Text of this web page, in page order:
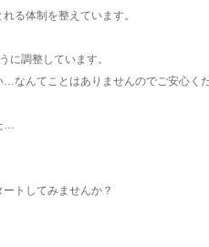
る体制を整えています。
に調整しています。
…なんてことはありませんのでご安心く
…
トしてみませんか？